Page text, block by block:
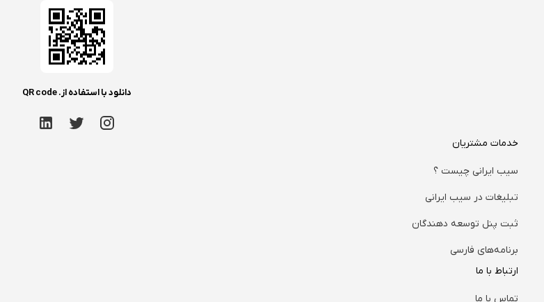
دانلود با استفاده از. QR code
خدمات مشتریان
سیب ایرانی چیست ؟
تبلیغات در سیب ایرانی
ثبت پنل توسعه دهندگان
برنامه‌های فارسی
ارتباط با ما
تماس با ما